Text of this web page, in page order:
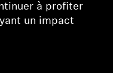
à profiter
un impact